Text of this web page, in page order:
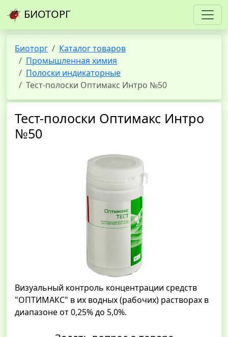
БИОТОРГ
Биоторг
Каталог товаров
Промышленная химия
Полоски индикаторные
Тест-полоски Оптимакс Интро №50
Тест-полоски Оптимакс Интро
№50
Визуальный контроль концентрации средств
"ОПТИМАКС" в их водных (рабочих) растворах в
диапазоне от 0,25% до 5,0%.